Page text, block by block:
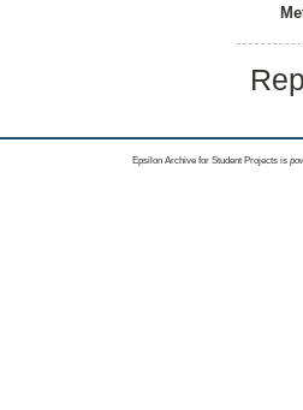
Epsilon Archive for Student Projects is